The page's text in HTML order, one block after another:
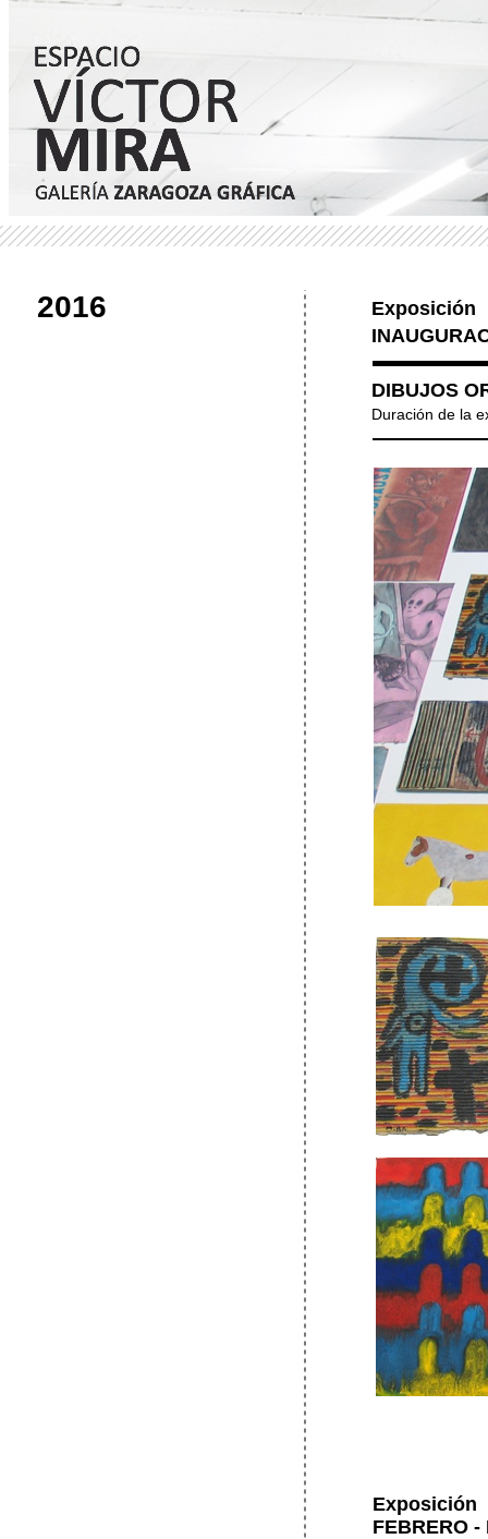
2016
Exposición
FEBRERO -
Exposición
DIBUJOS
Duración de la